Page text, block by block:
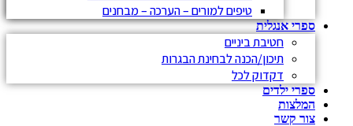
טיפים למורים – הערכה – מבחנים
ספרי אנגלית
חטיבת ביניים
תיכון/הכנה לבחינת הבגרות
דקדוק לכל
ספרי ילדים
המלצות
צור קשר